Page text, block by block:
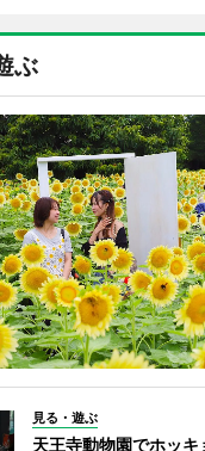
ぶ
見る・遊ぶ
天王寺動物園でホッキ